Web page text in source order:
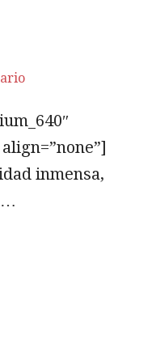
inmensa,